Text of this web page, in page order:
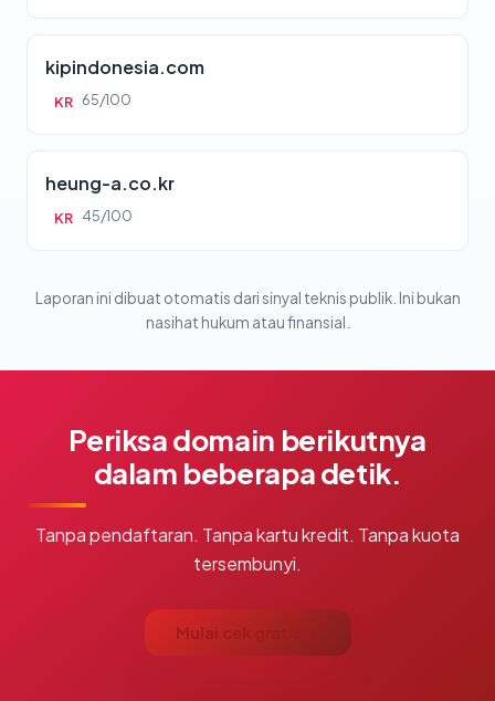
kipindonesia.com
KR 65/100
heung-a.co.kr
KR 45/100
Laporan ini dibuat otomatis dari sinyal teknis publik. Ini bukan
nasihat hukum atau finansial.
Periksa domain berikutnya
dalam beberapa detik.
Tanpa pendaftaran. Tanpa kartu kredit. Tanpa kuota
tersembunyi.
Mulai cek gratis →